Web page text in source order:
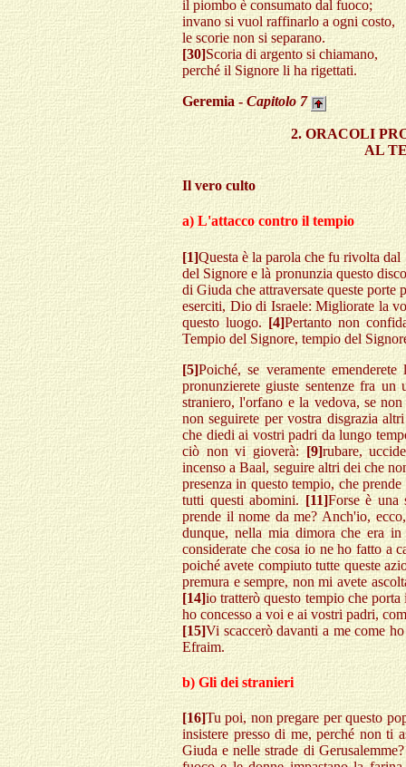
il piombo è consumato dal fuoco;
invano si vuol raffinarlo a ogni costo,
le scorie non si separano.
[30]Scoria di argento si chiamano,
perché il Signore li ha rigettati.
Geremia - Capitolo 7
2. ORACOLI
AL
Il vero culto
a) L'attacco contro il tempio
[1]Questa è la parola che fu rivolta
del Signore e là pronunzia questo
di Giuda che attraversate queste
eserciti, Dio di Israele: Migliorate la
questo luogo. [4]Pertanto non
Tempio del Signore, tempio del
[5]Poiché, se veramente
pronunzierete giuste sentenze fra
straniero, l'orfano e la vedova, se
non seguirete per vostra disgrazia
che diedi ai vostri padri da lungo
ciò non vi gioverà:[9]rubare,
incenso a Baal, seguire altri dei che
presenza in questo tempio, che
tutti questi abomini. [11]Forse è una
prende il nome da me? Anch'io,
dunque, nella mia dimora che era
considerate che cosa io ne ho fatto a
poiché avete compiuto tutte queste
premura e sempre, non mi avete
[14]io tratterò questo tempio che
ho concesso a voi e ai vostri padri,
[15]Vi scaccerò davanti a me come
Efraim.
b) Gli dei stranieri
[16]Tu poi, non pregare per questo
insistere presso di me, perché non ti
Giuda e nelle strade di